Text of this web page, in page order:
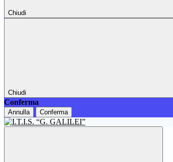
Chiudi
Chiudi
Conferma
Annulla Conferma